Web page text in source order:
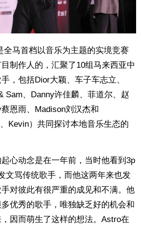
全马首档以音乐为主题的实境竞赛
制作人的，汇聚了10组马来西亚中
，包括Dior大颖、车子车志立、
Sam、Danny许佳麟、菲道尔、赵
恩雨、Madison刘汉杰和
Kevin）共同探讨本地音乐生态的
心动念是在一年前，当时他看到3p
文骂传统歌手，而他这两年来也发
对彼此有很严重的成见和不满。他
优秀的歌手，唯独缺乏好的机会和
因而萌生了这样的想法。Astro在